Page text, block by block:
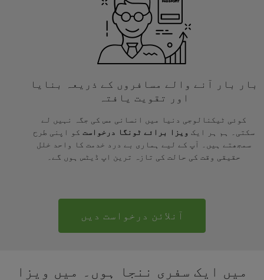
بار بار آنے والے مسافروں کے ذریعہ بنایا
اور تقویت یافتہ
کوئی ٹیکنالوجی دنیا میں انسانی مس کی جگہ نہیں لے
سکتی۔ ہم ہر ایک ویزا برائے ٹونگا درخواست کو اپنی طرح
سمجھتے ہیں۔ آپ کے لیے ہماری بے درد خدمت کا واحد خلل
حقیقی وقت کی حالت کی تازہ ترین اپ ڈیٹس ہوں گے۔
آنلائن درخواست دیں
میں ایک سفری ننجا ہوں۔ میں ویزا